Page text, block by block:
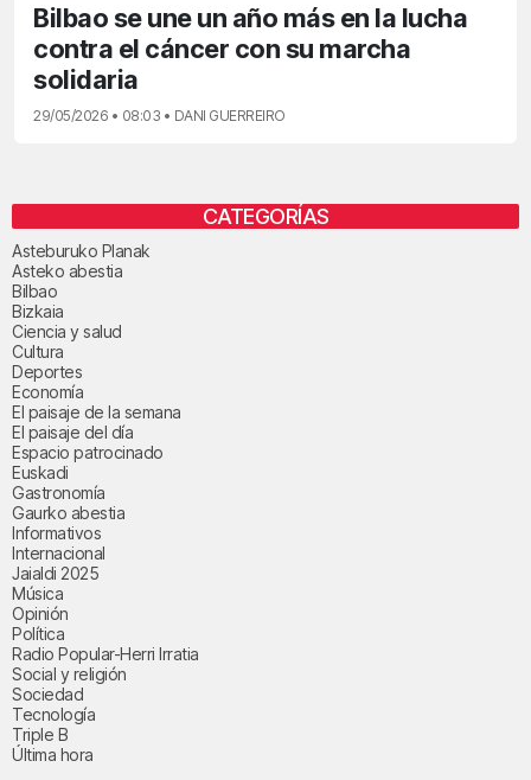
Bilbao se une un año más en la lucha
contra el cáncer con su marcha
solidaria
29/05/2026 • 08:03 • DANI GUERREIRO
CATEGORÍAS
Asteburuko Planak
Asteko abestia
Bilbao
Bizkaia
Ciencia y salud
Cultura
Deportes
Economía
El paisaje de la semana
El paisaje del día
Espacio patrocinado
Euskadi
Gastronomía
Gaurko abestia
Informativos
Internacional
Jaialdi 2025
Música
Opinión
Política
Radio Popular-Herri Irratia
Social y religión
Sociedad
Tecnología
Triple B
Última hora